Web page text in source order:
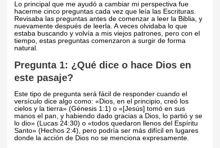
Lo principal que me ayudó a cambiar mi perspectiva fue
hacerme cinco preguntas cada vez que leía las Escrituras.
Revisaba las preguntas antes de comenzar a leer la Biblia, y
nuevamente después de leerla. A veces olvidaba lo que
estaba buscando y volvía a mis viejos patrones, pero con el
tiempo, estas preguntas comenzaron a surgir de forma
natural.
Pregunta 1: ¿Qué dice o hace Dios en
este pasaje?
Este tipo de pregunta será fácil de responder cuando el
versículo dice algo como: «Dios, en el principio, creó los
cielos y la tierra» (Génesis 1:1) o «[Jesús] tomó en sus
manos el pan, y habiendo dado gracias a Dios, lo partió y se
lo dio» (Lucas 24:30) o «todos quedaron llenos del Espíritu
Santo» (Hechos 2:4), pero podría ser más difícil en lugares
donde la acción de Dios no se menciona expresamente.